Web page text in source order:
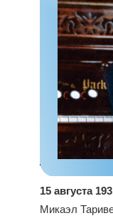
15 августа
Микаэл